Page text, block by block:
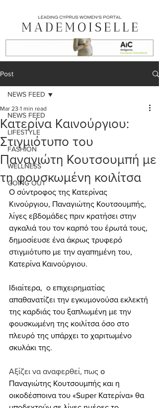
Post
NEWS FEED
LIFESTYLE
FASHION
WELLNESS
GOING OUT
NEWS FEED
Κατερίνα Καινούργιου:
Στιγμιότυπο του
Παναγιώτη Κουτσουμπή με
τη φουσκωμένη κοιλίτσα
Mar 23 1 min read
Ο σύντροφος της Κατερίνας
Κινούργιου, Παναγιώτης Κουτσουμπής,
λίγες εβδομάδες πριν κρατήσει στην
αγκαλιά του τον καρπό του έρωτά τους,
δημοσίευσε ένα άκρως τρυφερό
στιγμιότυπο με την αγαπημένη του,
Κατερίνα Καινούργιου.
Ιδιαίτερα,  ο επιχειρηματίας
απαθανατίζει την εγκυμονούσα εκλεκτή
της καρδιάς του ξαπλωμένη με την
φουσκωμένη της κοιλίτσα όσο στο
πλευρό της υπάρχει το χαριτωμένο
σκυλάκι της.
Αξίζει να αναφερθεί, πως ο
Παναγιώτης Κουτσουμπής και η
οικοδέσποινα του «Super Κατερίνα» θα